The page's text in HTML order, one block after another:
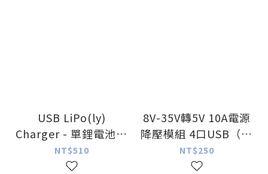
USB LiPo(ly)
Charger - 單鋰電池用
歐美原裝進口
NT$510
8V-35V轉5V 10A電源
降壓模組 4口USB（默
認雙層USB口）
MOQ10
NT$250